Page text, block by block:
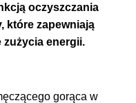
oczyszczania
które zapewniają
energii.
gorąca w